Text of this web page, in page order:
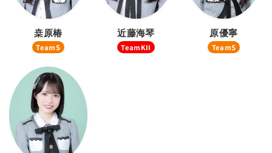
桒原椿
TeamS
近藤海琴
TeamKII
原優寧
TeamS